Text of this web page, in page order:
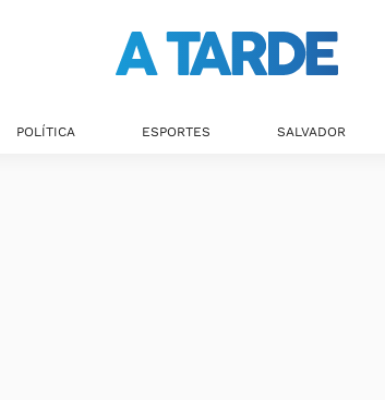
POLÍTICA ESPORTES SALVADOR